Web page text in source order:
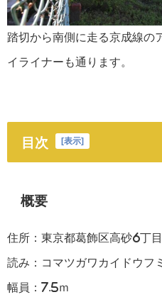
踏切から南側に走る京成線の
イライナーも通ります。
目次 表示
概要
住所：東京都葛飾区高砂6丁
読み：コマツガワカイドウフ
幅員：7.5ｍ